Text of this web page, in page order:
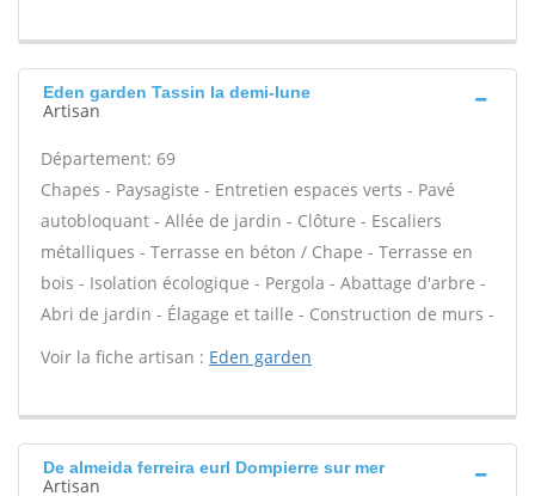
Eden garden Tassin la demi-lune
Artisan
Département: 69
Chapes - Paysagiste - Entretien espaces verts - Pavé
autobloquant - Allée de jardin - Clôture - Escaliers
métalliques - Terrasse en béton / Chape - Terrasse en
bois - Isolation écologique - Pergola - Abattage d'arbre -
Abri de jardin - Élagage et taille - Construction de murs -
Voir la fiche artisan : Eden garden
De almeida ferreira eurl Dompierre sur mer
Artisan